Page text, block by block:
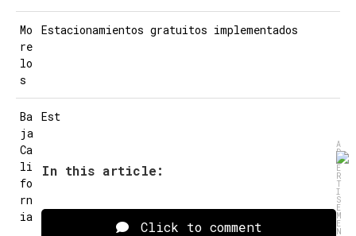
Mo
re
lo
s
Estacionamientos gratuitos implementados
Ba
ja
Ca
li
fo
rn
ia
Est
In this article:
Click to comment
A
D
V
E
R
T
I
S
E
M
E
N